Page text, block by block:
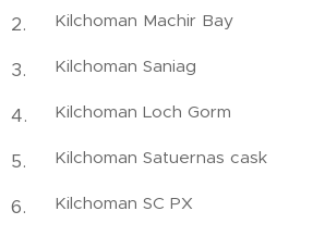
Kilchoman Machir
Kilchoman
Kilchoman Loch
Kilchoman Satuernas
Kilchoman SC